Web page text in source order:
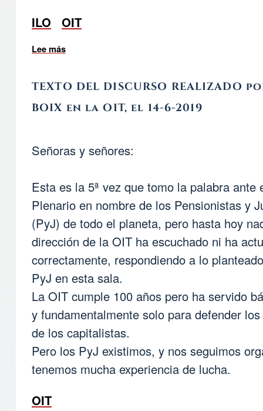
ILO
OIT
Lee más
TEXTO DEL DISCURSO REALIZADO
BOIX en la OIT, el 14-6-2019
Señoras y señores:
Esta es la 5ª vez que tomo la palabra ante
Plenario en nombre de los Pensionistas y
(PyJ) de todo el planeta, pero hasta hoy
dirección de la OIT ha escuchado ni ha
correctamente, respondiendo a lo
PyJ en esta sala.
La OIT cumple 100 años pero ha servido
y fundamentalmente solo para defender
de los capitalistas.
Pero los PyJ existimos, y nos seguimos
tenemos mucha experiencia de lucha.
OIT